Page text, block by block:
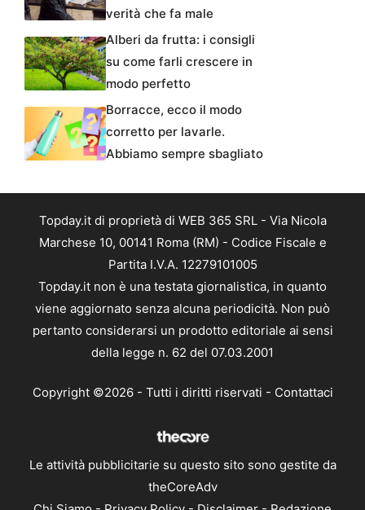
verità che fa male
Alberi da frutta: i consigli
su come farli crescere in
modo perfetto
Borracce, ecco il modo
corretto per lavarle.
Abbiamo sempre sbagliato
Topday.it di proprietà di WEB 365 SRL - Via Nicola
Marchese 10, 00141 Roma (RM) - Codice Fiscale e
Partita I.V.A. 12279101005
Topday.it non è una testata giornalistica, in quanto
viene aggiornato senza alcuna periodicità. Non può
pertanto considerarsi un prodotto editoriale ai sensi
della legge n. 62 del 07.03.2001
Copyright ©2026 - Tutti i diritti riservati - Contattaci
Le attività pubblicitarie su questo sito sono gestite da
theCoreAdv